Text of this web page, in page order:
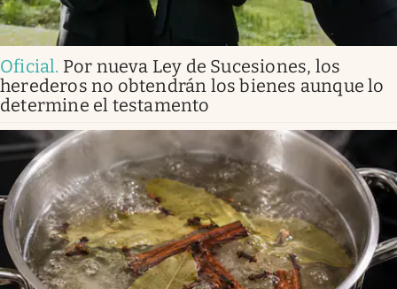
Oficial. Por nueva Ley de Sucesiones, los
herederos no obtendrán los bienes aunque lo
determine el testamento